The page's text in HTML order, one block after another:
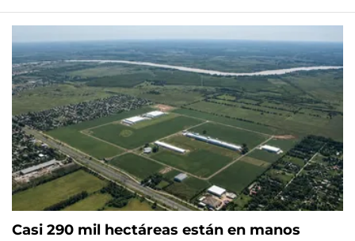
Casi 290 mil hectáreas están en manos